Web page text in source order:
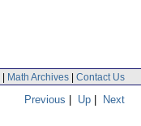
| Math Archives | Contact Us
Previous | Up | Next